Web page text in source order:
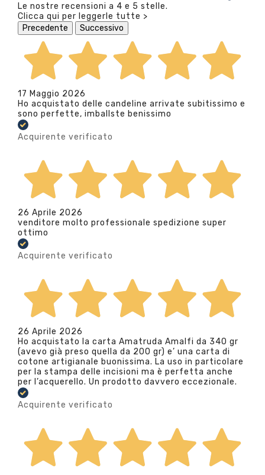
Le nostre recensioni a 4 e 5 stelle.
Clicca qui per leggerle tutte >
Precedente
Successivo
17 Maggio 2026
Ho acquistato delle candeline arrivate subitissimo e
sono perfette, imballste benissimo
Acquirente verificato
26 Aprile 2026
venditore molto professionale spedizione super
ottimo
Acquirente verificato
26 Aprile 2026
Ho acquistato la carta Amatruda Amalfi da 340 gr
(avevo già preso quella da 200 gr) e’ una carta di
cotone artigianale buonissima. La uso in particolare
per la stampa delle incisioni ma è perfetta anche
per l’acquerello. Un prodotto davvero eccezionale.
Acquirente verificato